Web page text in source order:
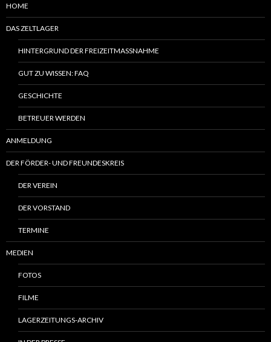
HOME
DAS ZELTLAGER
HINTERGRUND DER FREIZEITMASSNAHME
GUT ZU WISSEN: FAQ
GESCHICHTE
BETREUER WERDEN
ANMELDUNG
DER FÖRDER- UND FREUNDESKREIS
DER VEREIN
DER VORSTAND
TERMINE
MEDIEN
FOTOS
FILME
LAGERZEITUNGS-ARCHIV